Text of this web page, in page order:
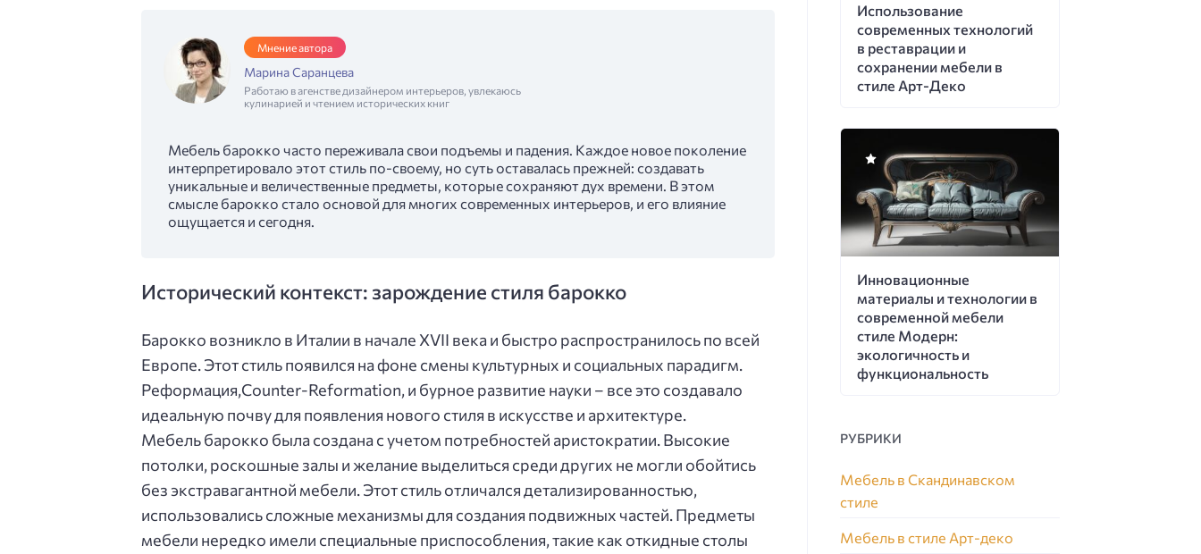
Мнение автора
Марина Саранцева
Работаю в агенстве дизайнером интерьеров, увлекаюсь
кулинарией и чтением исторических книг
Мебель барокко часто переживала свои подъемы и падения. Каждое новое поколение
интерпретировало этот стиль по-своему, но суть оставалась прежней: создавать
уникальные и величественные предметы, которые сохраняют дух времени. В этом
смысле барокко стало основой для многих современных интерьеров, и его влияние
ощущается и сегодня.
Исторический контекст: зарождение стиля барокко
Барокко возникло в Италии в начале XVII века и быстро распространилось по всей
Европе. Этот стиль появился на фоне смены культурных и социальных парадигм.
Реформация,Counter-Reformation, и бурное развитие науки – все это создавало
идеальную почву для появления нового стиля в искусстве и архитектуре.
Мебель барокко была создана с учетом потребностей аристократии. Высокие
потолки, роскошные залы и желание выделиться среди других не могли обойтись
без экстравагантной мебели. Этот стиль отличался детализированностью,
использовались сложные механизмы для создания подвижных частей. Предметы
мебели нередко имели специальные приспособления, такие как откидные столы
Использование
современных технологий
в реставрации и
сохранении мебели в
стиле Арт-Деко
Инновационные
материалы и технологии в
современной мебели
стиле Модерн:
экологичность и
функциональность
РУБРИКИ
Мебель в Скандинавском
стиле
Мебель в стиле Арт-деко